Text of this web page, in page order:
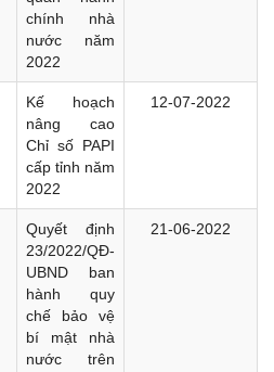
chính nhà
nước năm
2022
Kế hoạch
nâng cao
Chỉ số PAPI
cấp tỉnh năm
2022
12-07-2022
Quyết định
23/2022/QĐ-
UBND ban
hành quy
chế bảo vệ
bí mật nhà
nước trên
21-06-2022